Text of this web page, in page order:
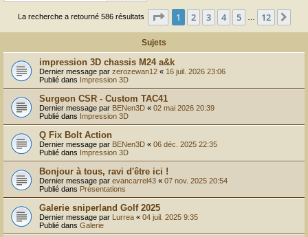
c
La recherche a retourné 586 résultats Page 1sur12
1 2 3 4 5 12
Sujets
impression 3D chassis M24 a&k
Dernier message par zerozewan12 « 16 juil. 2026 23:06
Publié dans Impression 3D
Surgeon CSR - Custom TAC41
Dernier message par BENen3D « 02 mai 2026 20:39
Publié dans Impression 3D
Q Fix Bolt Action
Dernier message par BENen3D « 06 déc. 2025 22:35
Publié dans Impression 3D
Bonjour à tous, ravi d'être ici !
Dernier message par evancarrel43 « 07 nov. 2025 20:54
Publié dans Présentations
Galerie sniperland Golf 2025
Dernier message par Lurrea « 04 juil. 2025 9:35
Publié dans Galerie